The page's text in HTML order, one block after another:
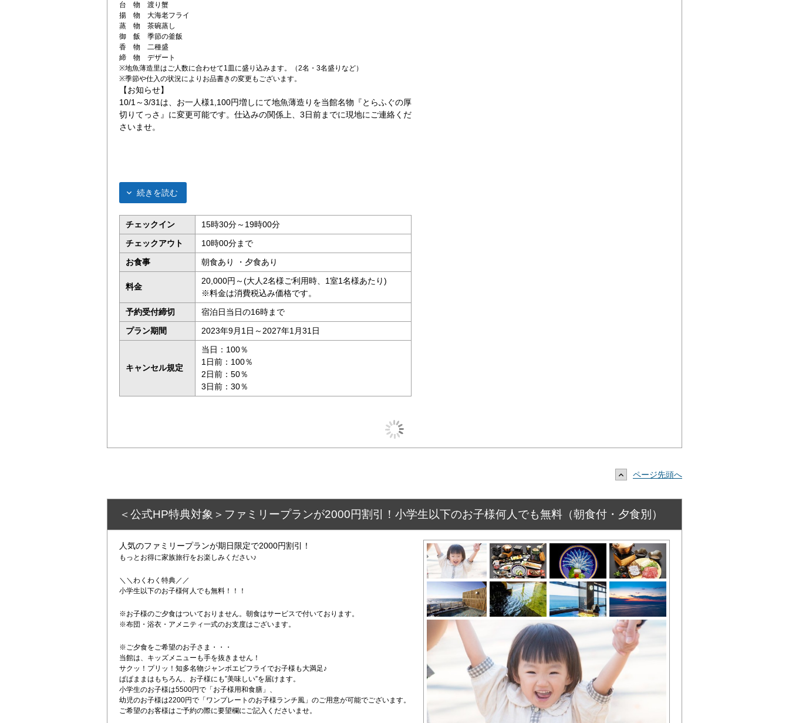
台 物 渡り蟹
揚 物 大海老フライ
蒸 物 茶碗蒸し
御 飯 季節の釜飯
香 物 二種盛
締 物 デザート
※地魚薄造里はご人数に合わせて1皿に盛り込みます。（2名・3名盛りなど）
※季節や仕入の状況によりお品書きの変更もございます。
【お知らせ】
10/1～3/31は、お一人様1,100円増しにて地魚薄造りを当館名物『とらふぐの厚
切りてっさ』に変更可能です。仕込みの関係上、3日前までに現地にご連絡くだ
さいませ。
続きを読む
チェックイン
15時30分～19時00分
チェックアウト
10時00分まで
お食事
朝食あり ・夕食あり
料金
20,000円～(大人2名様ご利用時、1室1名様あたり)
※料金は消費税込み価格です。
予約受付締切
宿泊日当日の16時まで
プラン期間
2023年9月1日～2027年1月31日
キャンセル規定
当日：100％
1日前：100％
2日前：50％
3日前：30％
ページ先頭へ
＜公式HP特典対象＞ファミリープランが2000円割引！小学生以下のお子様何人でも無料（朝食付・夕食別）
人気のファミリープランが期日限定で2000円割引！
もっとお得に家族旅行をお楽しみください♪
＼＼わくわく特典／／
小学生以下のお子様何人でも無料！！！
※お子様のご夕食はついておりません。朝食はサービスで付いております。
※布団・浴衣・アメニティ一式のお支度はございます。
※ご夕食をご希望のお子さま・・・
当館は、キッズメニューも手を抜きません！
サクッ！プリッ！知多名物ジャンボエビフライでお子様も大満足♪
ぱぱままはもちろん、お子様にも”美味しい”を届けます。
小学生のお子様は5500円で「お子様用和食膳」、
幼児のお子様は2200円で「ワンプレートのお子様ランチ風」のご用意が可能でございます。
ご希望のお客様はご予約の際に要望欄にご記入くださいませ。